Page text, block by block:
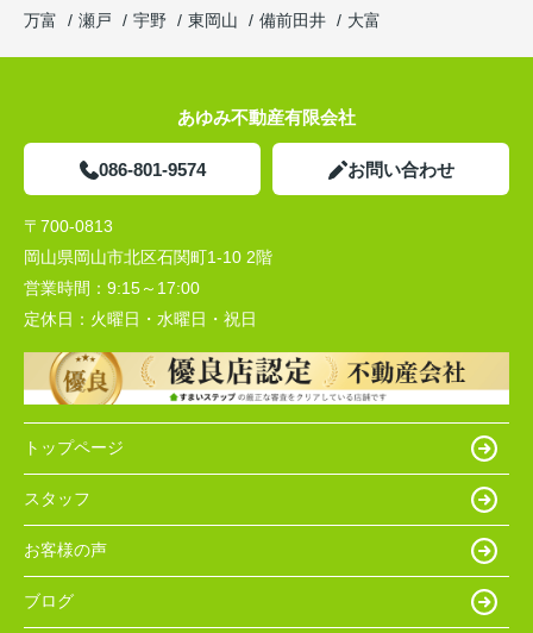
万富
瀬戸 宇野 東岡山 備前田井 大富
あゆみ不動産有限会社
086-801-9574 お問い合わせ
〒700-0813
岡山県岡山市北区石関町1-10 2階
営業時間： 9:15～17:00
定休日： 火曜日・水曜日・祝日
トップページ
スタッフ
お客様の声
ブログ